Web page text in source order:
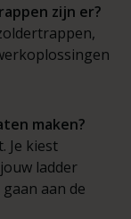
zijn er?
maken?
Je kiest
ladder
aan de